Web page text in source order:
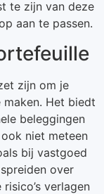
te zijn van deze
aan te passen.
zijn om je
Het biedt
beleggingen
niet meteen
bij vastgoed
over
verlagen